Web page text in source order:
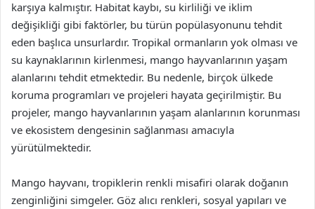
karşıya kalmıştır. Habitat kaybı, su kirliliği ve iklim
değişikliği gibi faktörler, bu türün popülasyonunu tehdit
eden başlıca unsurlardır. Tropikal ormanların yok olması ve
su kaynaklarının kirlenmesi, mango hayvanlarının yaşam
alanlarını tehdit etmektedir. Bu nedenle, birçok ülkede
koruma programları ve projeleri hayata geçirilmiştir. Bu
projeler, mango hayvanlarının yaşam alanlarının korunması
ve ekosistem dengesinin sağlanması amacıyla
yürütülmektedir.
Mango hayvanı, tropiklerin renkli misafiri olarak doğanın
zenginliğini simgeler. Göz alıcı renkleri, sosyal yapıları ve